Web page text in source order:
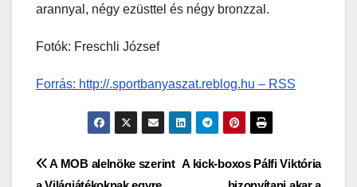
arannyal, négy ezüsttel és négy bronzzal.
Fotók: Freschli József
Forrás: http://.sportbanyaszat.reblog.hu – RSS
Bejegyzés
A kick-boxos Pálfi Viktória
A MOB alelnöke szerint